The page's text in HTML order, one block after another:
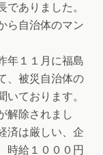
ありました。
ら自治体のマン
年１１月に福島
、被災自治体の
ております。
解除されまし
済は厳しい、企
時給１０００円